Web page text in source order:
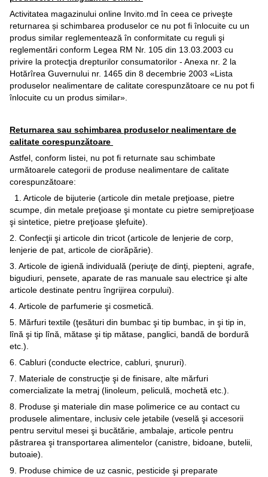
Activitatea magazinului online Invito.md în ceea ce priveşte
returnarea și schimbarea produselor ce nu pot fi înlocuite cu un
produs similar reglementează în conformitate cu reguli şi
reglementări conform Legea RM Nr. 105 din 13.03.2003 cu
privire la protecţia drepturilor consumatorilor - Anexa nr. 2 la
Hotărîrea Guvernului nr. 1465 din 8 decembrie 2003 «Lista
produselor nealimentare de calitate corespunzătoare ce nu pot fi
înlocuite cu un produs similar».
Returnarea sau schimbarea produselor nealimentare de
calitate corespunzătoare
Astfel, conform listei, nu pot fi returnate sau schimbate
următoarele categorii de produse nealimentare de calitate
corespunzătoare:
1. Articole de bijuterie (articole din metale preţioase, pietre
scumpe, din metale preţioase şi montate cu pietre semipreţioase
şi sintetice, pietre preţioase şlefuite).
2. Confecţii şi articole din tricot (articole de lenjerie de corp,
lenjerie de pat, articole de ciorăpărie).
3. Articole de igienă individuală (periuţe de dinţi, piepteni, agrafe,
bigudiuri, pensete, aparate de ras manuale sau electrice şi alte
articole destinate pentru îngrijirea corpului).
4. Articole de parfumerie şi cosmetică.
5. Mărfuri textile (ţesături din bumbac şi tip bumbac, in şi tip in,
lînă şi tip lînă, mătase şi tip mătase, panglici, bandă de bordură
etc.).
6. Cabluri (conducte electrice, cabluri, şnururi).
7. Materiale de construcţie şi de finisare, alte mărfuri
comercializate la metraj (linoleum, peliculă, mochetă etc.).
8. Produse şi materiale din mase polimerice ce au contact cu
produsele alimentare, inclusiv cele jetabile (veselă şi accesorii
pentru servitul mesei şi bucătărie, ambalaje, articole pentru
păstrarea şi transportarea alimentelor (canistre, bidoane, butelii,
butoaie).
9. Produse chimice de uz casnic, pesticide şi preparate